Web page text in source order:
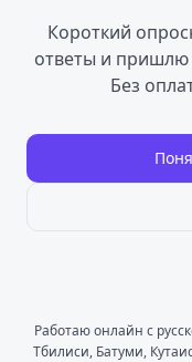
Короткий
ответы и пришлю
Без
Работаю онлайн с
Тбилиси, Батуми,